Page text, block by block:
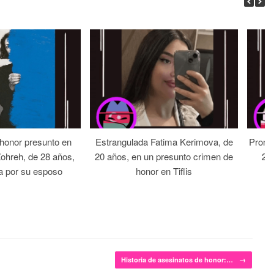
presunto en
de 28 años,
por su esposo
Estrangulada Fatima Kerimova, de
20 años, en un presunto crimen de
honor en Tiflis
22
Historia de asesinatos de honor:… →